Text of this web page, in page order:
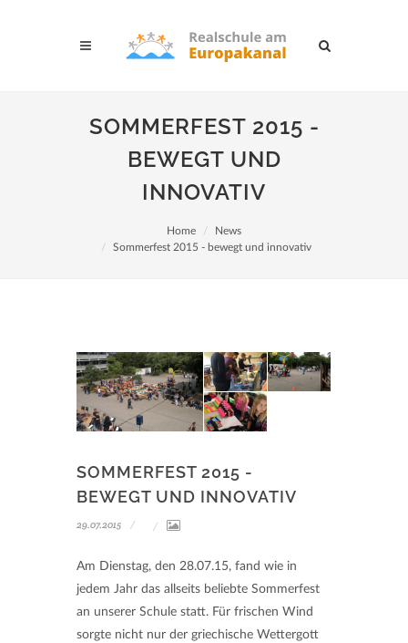
SOMMERFEST 2015 -
BEWEGT UND
INNOVATIV
Home
News
Sommerfest 2015 - bewegt und innovativ
SOMMERFEST 2015 -
BEWEGT UND INNOVATIV
29.07.2015
Am Dienstag, den 28.07.15, fand wie in
jedem Jahr das allseits beliebte Sommerfest
an unserer Schule statt. Für frischen Wind
sorgte nicht nur der griechische Wettergott